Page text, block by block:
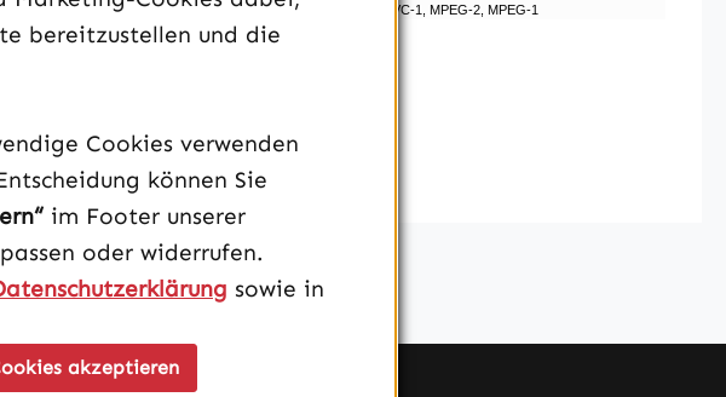
10bit 4:2:0, 8bit 4:2:2, 10bit 4:2:2), VP9 (8bit /​ 10bit /​ 12bit), VP8, VC-1, MPEG-2, MPEG-1
bereitzustellen und die
Cookies verwenden
können Sie
im Footer unserer
oder widerrufen.
sowie in
akzeptieren